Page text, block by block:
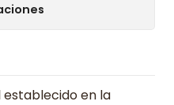
establecido en la